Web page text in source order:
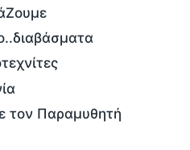
τον Παραμυθητή